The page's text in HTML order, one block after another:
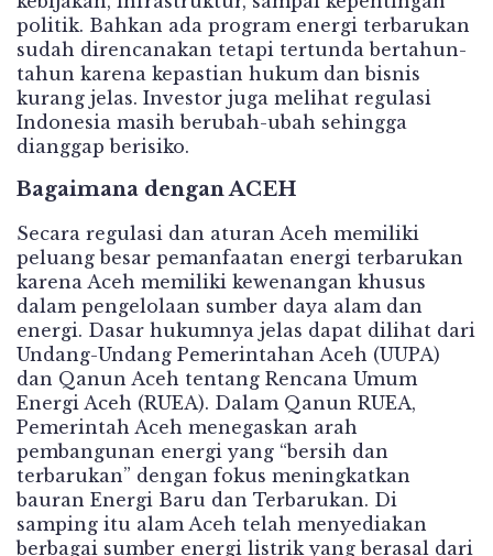
politik. Bahkan ada program energi terbarukan
sudah direncanakan tetapi tertunda bertahun-
tahun karena kepastian hukum dan bisnis
kurang jelas. Investor juga melihat regulasi
Indonesia masih berubah-ubah sehingga
dianggap berisiko.
Bagaimana dengan ACEH
Secara regulasi dan aturan Aceh memiliki
peluang besar pemanfaatan energi terbarukan
karena Aceh memiliki kewenangan khusus
dalam pengelolaan sumber daya alam dan
energi. Dasar hukumnya jelas dapat dilihat dari
Undang-Undang Pemerintahan Aceh (UUPA)
dan Qanun Aceh tentang Rencana Umum
Energi Aceh (RUEA). Dalam Qanun RUEA,
Pemerintah Aceh menegaskan arah
pembangunan energi yang “bersih dan
terbarukan” dengan fokus meningkatkan
bauran Energi Baru dan Terbarukan. Di
samping itu alam Aceh telah menyediakan
berbagai sumber energi listrik yang berasal dari